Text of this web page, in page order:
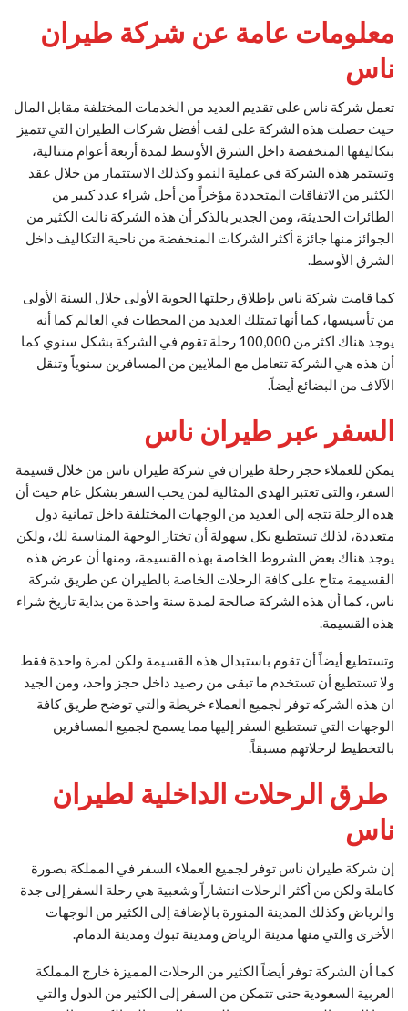
معلومات عامة عن شركة طيران
ناس
تعمل شركة ناس على تقديم العديد من الخدمات المختلفة مقابل المال
حيث حصلت هذه الشركة على لقب أفضل شركات الطيران التي تتميز
بتكاليفها المنخفضة داخل الشرق الأوسط لمدة أربعة أعوام متتالية،
وتستمر هذه الشركة في عملية النمو وكذلك الاستثمار من خلال عقد
الكثير من الاتفاقات المتجددة مؤخراً من أجل شراء عدد كبير من
الطائرات الحديثة، ومن الجدير بالذكر أن هذه الشركة نالت الكثير من
الجوائز منها جائزة أكثر الشركات المنخفضة من ناحية التكاليف داخل
الشرق الأوسط.
كما قامت شركة ناس بإطلاق رحلتها الجوية الأولى خلال السنة الأولى
من تأسيسها، كما أنها تمتلك العديد من المحطات في العالم كما أنه
يوجد هناك اكثر من 100,000 رحلة تقوم في الشركة بشكل سنوي كما
أن هذه هي الشركة تتعامل مع الملايين من المسافرين سنوياً وتنقل
الآلاف من البضائع أيضاً.
السفر عبر طيران ناس
يمكن للعملاء حجز رحلة طيران في شركة طيران ناس من خلال قسيمة
السفر، والتي تعتبر الهدي المثالية لمن يحب السفر بشكل عام حيث أن
هذه الرحلة تتجه إلى العديد من الوجهات المختلفة داخل ثمانية دول
متعددة، لذلك تستطيع بكل سهولة أن تختار الوجهة المناسبة لك، ولكن
يوجد هناك بعض الشروط الخاصة بهذه القسيمة، ومنها أن عرض هذه
القسيمة متاح على كافة الرحلات الخاصة بالطيران عن طريق شركة
ناس، كما أن هذه الشركة صالحة لمدة سنة واحدة من بداية تاريخ شراء
هذه القسيمة.
وتستطيع أيضاً أن تقوم باستبدال هذه القسيمة ولكن لمرة واحدة فقط
ولا تستطيع أن تستخدم ما تبقى من رصيد داخل حجز واحد، ومن الجيد
ان هذه الشركه توفر لجميع العملاء خريطة والتي توضح طريق كافة
الوجهات التي تستطيع السفر إليها مما يسمح لجميع المسافرين
بالتخطيط لرحلاتهم مسبقاً.
طرق الرحلات الداخلية لطيران
ناس
إن شركة طيران ناس توفر لجميع العملاء السفر في المملكة بصورة
كاملة ولكن من أكثر الرحلات انتشاراً وشعبية هي رحلة السفر إلى جدة
والرياض وكذلك المدينة المنورة بالإضافة إلى الكثير من الوجهات
الأخرى والتي منها مدينة الرياض ومدينة تبوك ومدينة الدمام.
كما أن الشركة توفر أيضاً الكثير من الرحلات المميزة خارج المملكة
العربية السعودية حتى تتمكن من السفر إلى الكثير من الدول والتي